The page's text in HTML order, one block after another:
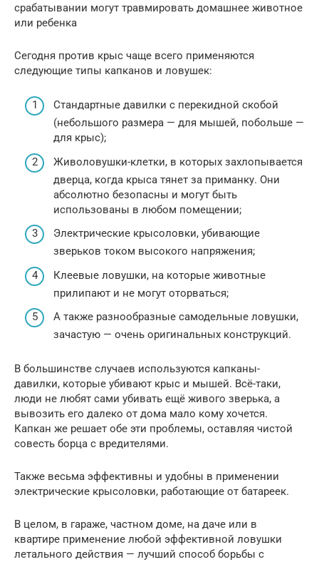
срабатывании могут травмировать домашнее животное
или ребенка
Сегодня против крыс чаще всего применяются
следующие типы капканов и ловушек:
Стандартные давилки с перекидной скобой
(небольшого размера — для мышей, побольше —
для крыс);
Живоловушки-клетки, в которых захлопывается
дверца, когда крыса тянет за приманку. Они
абсолютно безопасны и могут быть
использованы в любом помещении;
Электрические крысоловки, убивающие
зверьков током высокого напряжения;
Клеевые ловушки, на которые животные
прилипают и не могут оторваться;
А также разнообразные самодельные ловушки,
зачастую — очень оригинальных конструкций.
В большинстве случаев используются капканы-
давилки, которые убивают крыс и мышей. Всё-таки,
люди не любят сами убивать ещё живого зверька, а
вывозить его далеко от дома мало кому хочется.
Капкан же решает обе эти проблемы, оставляя чистой
совесть борца с вредителями.
Также весьма эффективны и удобны в применении
электрические крысоловки, работающие от батареек.
В целом, в гараже, частном доме, на даче или в
квартире применение любой эффективной ловушки
летального действия — лучший способ борьбы с